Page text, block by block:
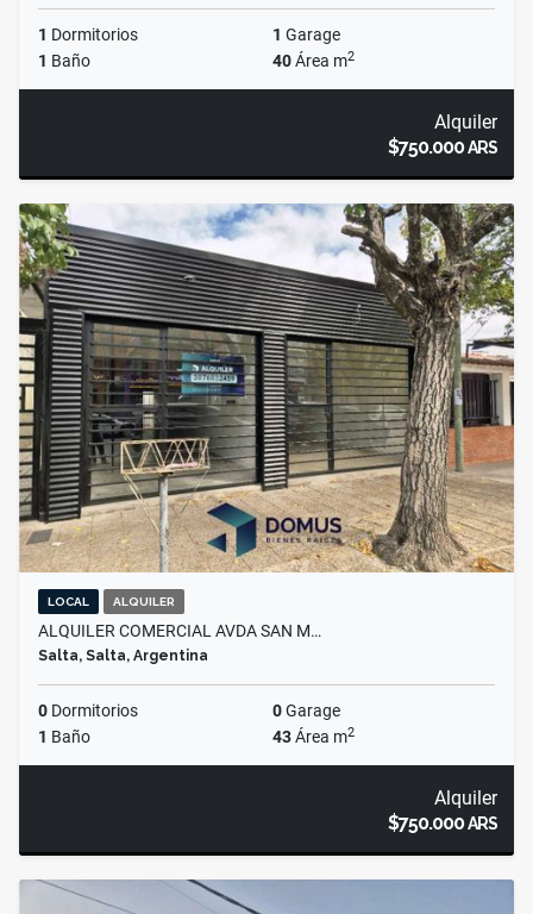
1 Dormitorios 1 Garage
1 Baño 40Área m2
Alquiler
$750.000ARS
LOCAL ALQUILER
ALQUILER COMERCIAL AVDA SAN M…
Salta, Salta, Argentina
0 Dormitorios 0Garage
1 Baño 43Área m2
Alquiler
$750.000ARS